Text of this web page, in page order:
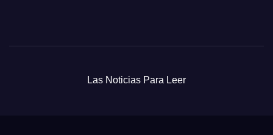
Las Noticias Para Leer